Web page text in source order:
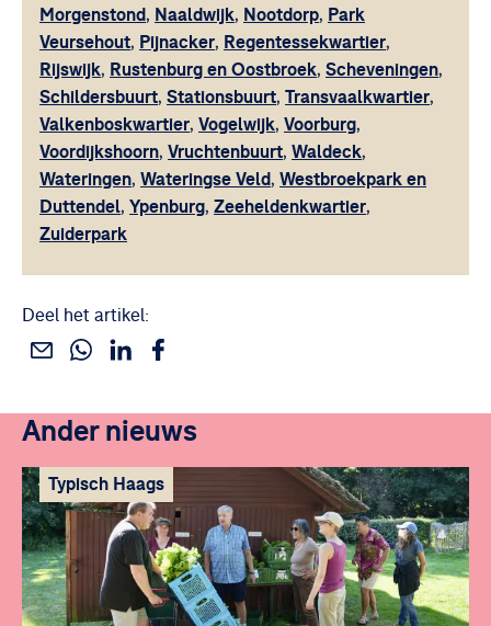
Morgenstond, Naaldwijk, Nootdorp, Park
Veursehout, Pijnacker, Regentessekwartier,
Rijswijk, Rustenburg en Oostbroek,Scheveningen,
Schildersbuurt,Stationsbuurt,Transvaalkwartier,
Valkenboskwartier,Vogelwijk,Voorburg,
Voordijkshoorn,Vruchtenbuurt,Waldeck,
Wateringen,Wateringse Veld,Westbroekpark en
Duttendel,Ypenburg,Zeeheldenkwartier,
Zuiderpark
Deel het artikel:
Deel dit via e-mail
Deel dit via WhatsApp
Deel dit via Linkedin
Deel dit via Facebook
Ander nieuws
Typisch Haags